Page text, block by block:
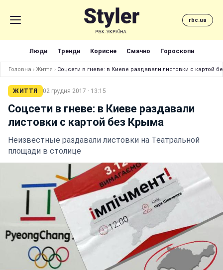
rbc.ua
Люди Тренди Корисне Смачно Гороскопи
Головна › Життя › Соцсети в гневе: в Киеве раздавали листовки с картой
ЖИТТЯ 02 грудня 2017 · 13:15
Соцсети в гневе: в Киеве раздавали
листовки с картой без Крыма
Неизвестные раздавали листовки на Театральной
площади в столице